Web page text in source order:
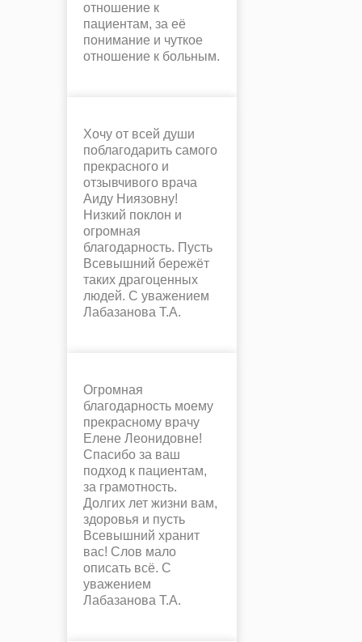
отношение к
пациентам, за её
понимание и чуткое
отношение к больным.
Хочу от всей души
поблагодарить самого
прекрасного и
отзывчивого врача
Аиду Ниязовну!
Низкий поклон и
огромная
благодарность. Пусть
Всевышний бережёт
таких драгоценных
людей. С уважением
Лабазанова Т.А.
Огромная
благодарность моему
прекрасному врачу
Елене Леонидовне!
Спасибо за ваш
подход к пациентам,
за грамотность.
Долгих лет жизни вам,
здоровья и пусть
Всевышний хранит
вас! Слов мало
описать всё. С
уважением
Лабазанова Т.А.